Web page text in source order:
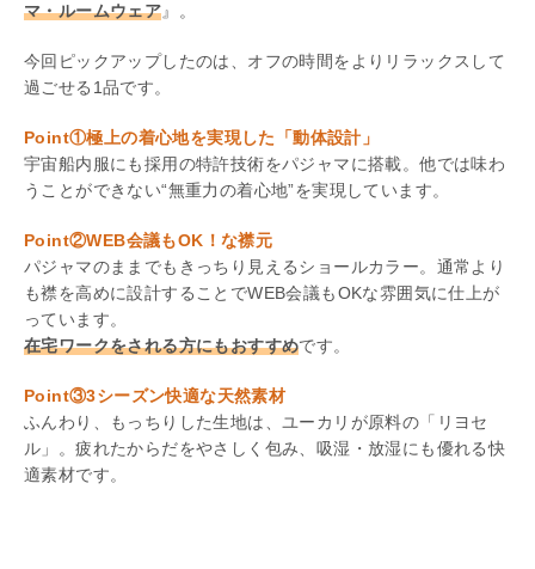
マ・ルームウェア』。
今回ピックアップしたのは、オフの時間をよりリラックスして
過ごせる1品です。
Point①極上の着心地を実現した「動体設計」
宇宙船内服にも採用の特許技術をパジャマに搭載。他では味わ
うことができない“無重力の着心地”を実現しています。
Point②WEB会議もOK！な襟元
パジャマのままでもきっちり見えるショールカラー。通常より
も襟を高めに設計することでWEB会議もOKな雰囲気に仕上が
っています。
在宅ワークをされる方にもおすすめです。
Point③3シーズン快適な天然素材
ふんわり、もっちりした生地は、ユーカリが原料の「リヨセ
ル」。疲れたからだをやさしく包み、吸湿・放湿にも優れる快
適素材です。